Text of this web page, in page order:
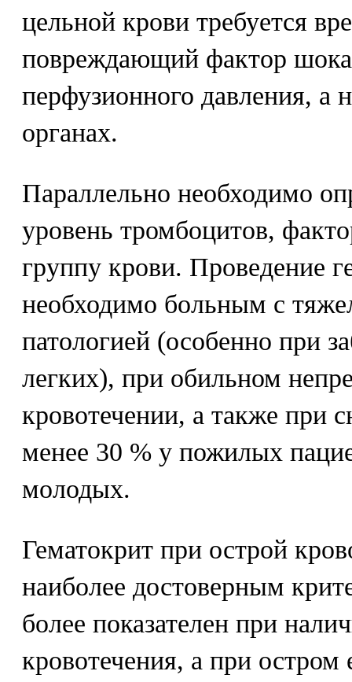
цельной крови требуется
повреждающий фактор
перфузионного давления, а
органах.
Параллельно необходимо
уровень тромбоцитов,
группу крови. Проведение
необходимо больным с
патологией (особенно при
легких), при обильном
кровотечении, а также при
менее 30 % у пожилых
молодых.
Гематокрит при острой
наиболее достоверным
более показателен при
кровотечения, а при остром